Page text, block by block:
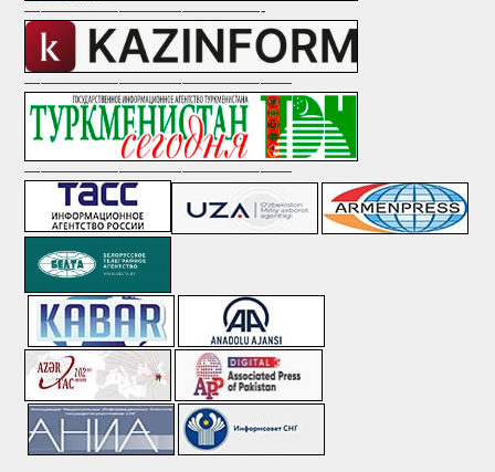
———————————————-
—————————————————
—————————————————